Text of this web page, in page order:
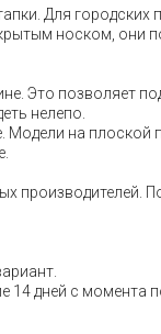
Для городских
носком, они
Это позволяет
нелепо.
Модели на
производителей.
дней с момента